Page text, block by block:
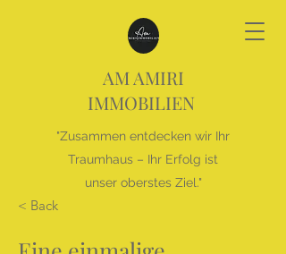
AM AMIRI
IMMOBILIEN
"Zusammen entdecken wir Ihr
Traumhaus – Ihr Erfolg ist
unser oberstes Ziel."
< Back